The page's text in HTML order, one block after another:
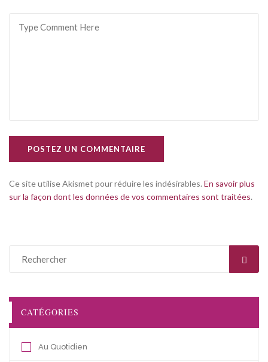
POSTEZ UN COMMENTAIRE
Ce site utilise Akismet pour réduire les indésirables. En savoir plus
sur la façon dont les données de vos commentaires sont traitées.
CATÉGORIES
Au Quotidien